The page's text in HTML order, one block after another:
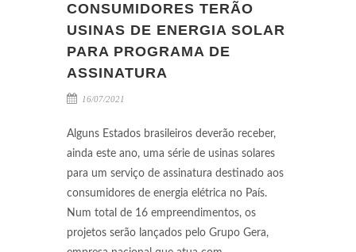
CONSUMIDORES TERÃO
USINAS DE ENERGIA SOLAR
PARA PROGRAMA DE
ASSINATURA
16/07/2021
Alguns Estados brasileiros deverão receber,
ainda este ano, uma série de usinas solares
para um serviço de assinatura destinado aos
consumidores de energia elétrica no País.
Num total de 16 empreendimentos, os
projetos serão lançados pelo Grupo Gera,